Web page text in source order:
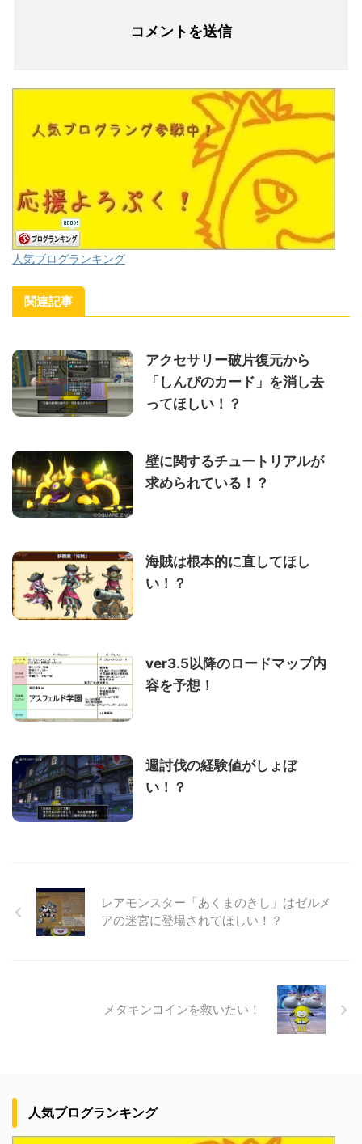
人気ブログランキング
関連記事
アクセサリー破片復元から
「しんぴのカード」を消し去
ってほしい！？
壁に関するチュートリアルが
求められている！？
海賊は根本的に直してほし
い！？
ver3.5以降のロードマップ内
容を予想！
週討伐の経験値がしょぼ
い！？
レアモンスター「あくまのきし」はゼルメ
アの迷宮に登場されてほしい！？
メタキンコインを救いたい！
人気ブログランキング